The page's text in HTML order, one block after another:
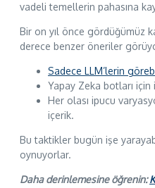
vadeli temellerin pahasına
Bir on yıl önce gördüğümüz
derece benzer öneriler
Sadece LLM’lerin
Yapay Zeka botları
Her olası ipucu
içerik.
Bu taktikler bugün işe
oynuyorlar.
Daha derinlemesine öğrenin: